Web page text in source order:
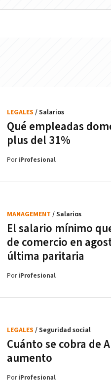
Qué empleadas
plus del 31%
LEGALES / Salarios
PoriProfesional
El salario mínimo
de comercio en
última paritaria
MANAGEMENT / Salarios
PoriProfesional
Cuánto se cobra de
aumento
LEGALES / Seguridad social
PoriProfesional